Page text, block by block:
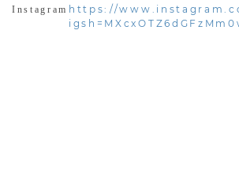
Instagram https://